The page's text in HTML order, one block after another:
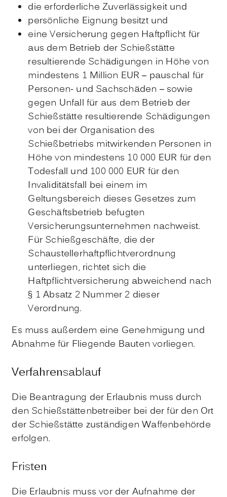
die erforderliche Zuverlässigkeit und
persönliche Eignung besitzt und
eine Versicherung gegen Haftpflicht für
aus dem Betrieb der Schießstätte
resultierende Schädigungen in Höhe von
mindestens 1 Million EUR – pauschal für
Personen- und Sachschäden – sowie
gegen Unfall für aus dem Betrieb der
Schießstätte resultierende Schädigungen
von bei der Organisation des
Schießbetriebs mitwirkenden Personen in
Höhe von mindestens 10 000 EUR für den
Todesfall und 100 000 EUR für den
Invaliditätsfall bei einem im
Geltungsbereich dieses Gesetzes zum
Geschäftsbetrieb befugten
Versicherungsunternehmen nachweist.
Für Schießgeschäfte, die der
Schaustellerhaftpflichtverordnung
unterliegen, richtet sich die
Haftpflichtversicherung abweichend nach
§ 1 Absatz 2 Nummer 2 dieser
Verordnung.
Es muss außerdem eine Genehmigung und
Abnahme für Fliegende Bauten vorliegen.
Verfahrensablauf
Die Beantragung der Erlaubnis muss durch
den Schießstättenbetreiber bei der für den Ort
der Schießstätte zuständigen Waffenbehörde
erfolgen.
Fristen
Die Erlaubnis muss vor der Aufnahme der